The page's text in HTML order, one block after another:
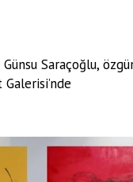
Saraçoğlu,